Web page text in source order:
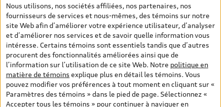
de transport et d’inspection de prélivraison, les taxes
environnementales (pour les véhicules neufs) et les frais
d’administration des concessionnaires. Toutefois, les taxes de
vente sont exclues. Veuillez noter que les prix de l’estimateur de
versements sont des PDSF s’il a été consulté au moyen de l’onglet
Configurateur et prix (à titre indicatif). Toutefois, s’il a été
consulté à partir des pages de recherche de véhicules neufs et
d’occasion, les prix indiqués sont des prix de vente (prix de vente
réels). Sur les pages de renseignements généraux sur les
véhicules, les modèles sont montrés à titre indicatif seulement,
Nous utilisons, nos sociétés affiliées, nos partenaires, nos
fournisseurs de services et nous-mêmes, des témoins sur notre
site Web afin d’améliorer votre expérience utilisateur, d’analyser
et d’améliorer nos services et de savoir quelle information vous
intéresse. Certains témoins sont essentiels tandis que d’autres
procurent des fonctionnalités améliorées ainsi que de
l’information sur l’utilisation de ce site Web. Notre politique en
matière de témoins explique plus en détail les témoins. Vous
pouvez modifier vos préférences à tout moment en cliquant sur «
Paramètres des témoins » dans le pied de page. Sélectionnez «
Accepter tous les témoins » pour continuer à naviguer en